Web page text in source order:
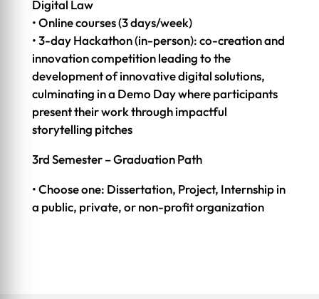
Digital Law
• Online courses (3 days/week)
• 3-day Hackathon (in-person): co-creation and
innovation competition leading to the
development of innovative digital solutions,
culminating in a Demo Day where participants
present their work through impactful
storytelling pitches
3rd Semester – Graduation Path
• Choose one: Dissertation, Project, Internship in
a public, private, or non-profit organization